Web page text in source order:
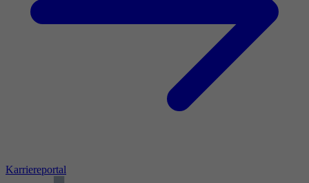
Karriereportal